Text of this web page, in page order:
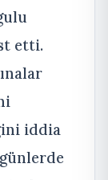
etti.
iddia